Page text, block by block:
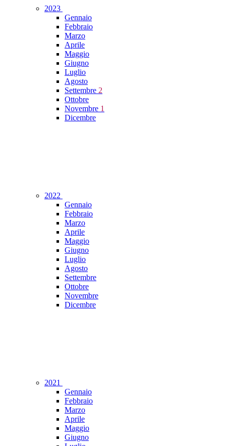
2023
Gennaio
Febbraio
Marzo
Aprile
Maggio
Giugno
Luglio
Agosto
Settembre 2
Ottobre
Novembre 1
Dicembre
2022
Gennaio
Febbraio
Marzo
Aprile
Maggio
Giugno
Luglio
Agosto
Settembre
Ottobre
Novembre
Dicembre
2021
Gennaio
Febbraio
Marzo
Aprile
Maggio
Giugno